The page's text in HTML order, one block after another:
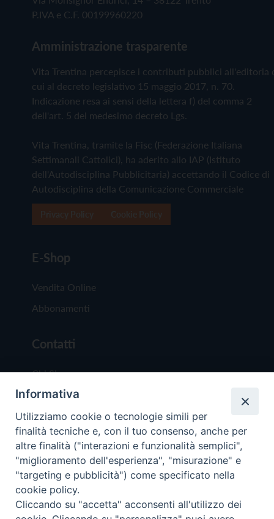
P.IVA e C.F. 00199960220
Amministrazione trasparente
Vita Trentina percepisce i contributi pubblici all'editoria
cui al decreto legislativo 15 maggio 2017, n. 70.
Indicazione resa ai sensi della lettera f) del comma 2
dell'art. 5 del medesimo decreto Lgs.
Vita Trentina, tramite la Fisc (Federazione Italiana
Settimanali Cattolici), ha aderito allo IAP (Istituto
dell'Autodisciplina Pubblicitaria) accettando il Codice di
Autodisciplina della Comunicazione Commerciale
E-Shop
Vendita Online
Abbonamenti
Contatti
Chi Siamo
Redazione
Scrivici
Copyright © 2019 - Tutti i diritti riservati - Vita
Trentina Editrice
Informativa
Utilizziamo cookie o tecnologie simili per
finalità tecniche e, con il tuo consenso, anche per
altre finalità ("interazioni e funzionalità semplici",
"miglioramento dell'esperienza", "misurazione" e
"targeting e pubblicità") come specificato nella
cookie policy.
Cliccando su "accetta" acconsenti all'utilizzo dei